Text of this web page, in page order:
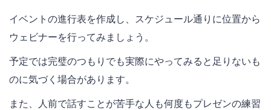
イベントの進行表を作成し、スケジュール通りに位置から
ウェビナーを行ってみましょう。
予定では完璧のつもりでも実際にやってみると足りないも
のに気づく場合があります。
また、人前で話すことが苦手な人も何度もプレゼンの練習